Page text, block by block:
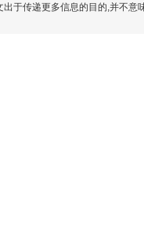
于传递更多信息的目的,并不